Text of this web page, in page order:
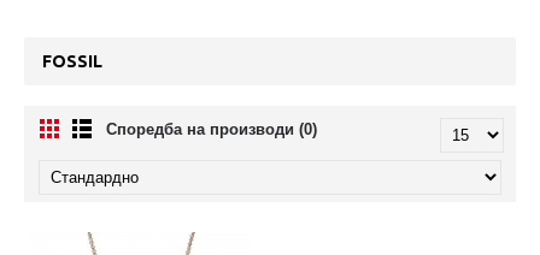
FOSSIL
Споредба на производи (0)